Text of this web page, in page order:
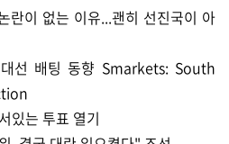
란이 없는 이유...괜히 선진국이 아
선 배팅 동향 Smarkets: South
있는 투표 열기